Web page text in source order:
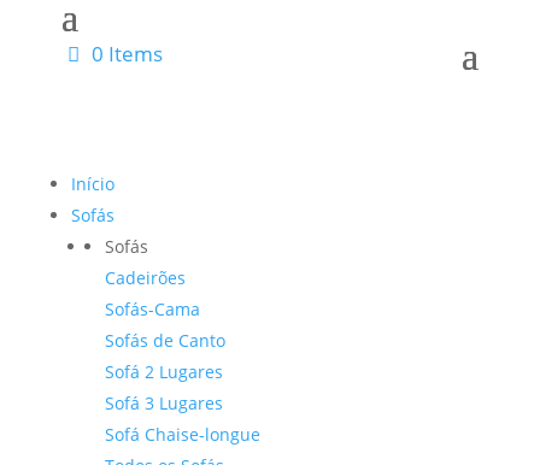
0 Items
Início
Sofás
Sofás
Cadeirões
Sofás-Cama
Sofás de Canto
Sofá 2 Lugares
Sofá 3 Lugares
Sofá Chaise-longue